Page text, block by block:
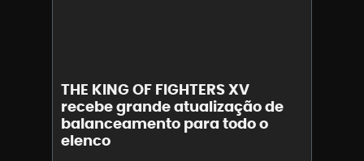
THE KING OF FIGHTERS XV
recebe grande atualização de
balanceamento para todo o
elenco